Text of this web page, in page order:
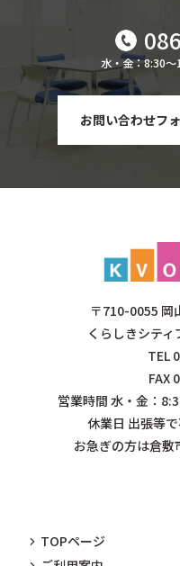
水・金：8:30
お問い合わせフ
〒710-0055 岡
くらしきシテ
TEL
FAX
営業時間 水・金：
休業日 出張等で
お急ぎの方は倉
TOPページ